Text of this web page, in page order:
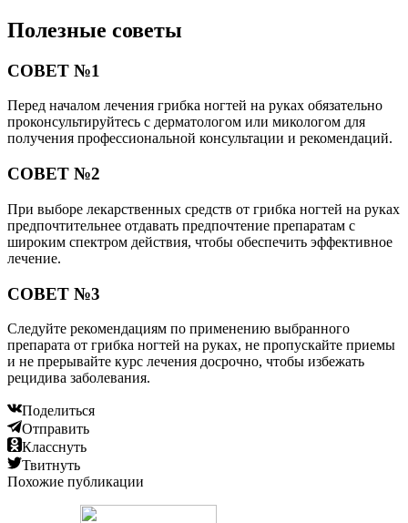
Полезные советы
СОВЕТ №1
Перед началом лечения грибка ногтей на руках обязательно
проконсультируйтесь с дерматологом или микологом для
получения профессиональной консультации и рекомендаций.
СОВЕТ №2
При выборе лекарственных средств от грибка ногтей на руках
предпочтительнее отдавать предпочтение препаратам с
широким спектром действия, чтобы обеспечить эффективное
лечение.
СОВЕТ №3
Следуйте рекомендациям по применению выбранного
препарата от грибка ногтей на руках, не пропускайте приемы
и не прерывайте курс лечения досрочно, чтобы избежать
рецидива заболевания.
Поделиться
Отправить
Класснуть
Твитнуть
Похожие публикации